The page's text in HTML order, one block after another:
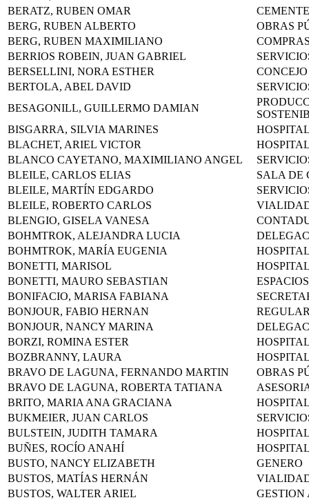
BERATZ, RUBEN OMAR
BERG, RUBEN ALBERTO
OBRAS
BERG, RUBEN MAXIMILIANO
BERRIOS ROBEIN, JUAN GABRIEL
BERSELLINI, NORA ESTHER
BERTOLA, ABEL DAVID
BESAGONILL, GUILLERMO DAMIAN
BISGARRA, SILVIA MARINES
BLACHET, ARIEL VICTOR
BLANCO CAYETANO, MAXIMILIANO ANGEL
BLEILE, CARLOS ELIAS
SALA DE
BLEILE, MARTÍN EDGARDO
BLEILE, ROBERTO CARLOS
BLENGIO, GISELA VANESA
BOHMTROK, ALEJANDRA LUCIA
BOHMTROK, MARÍA EUGENIA
BONETTI, MARISOL
BONETTI, MAURO SEBASTIAN
BONIFACIO, MARISA FABIANA
BONJOUR, FABIO HERNAN
BONJOUR, NANCY MARINA
BORZI, ROMINA ESTER
BOZBRANNY, LAURA
BRAVO DE LAGUNA, FERNANDO MARTIN
OBRAS
BRAVO DE LAGUNA, ROBERTA TATIANA
BRITO, MARIA ANA GRACIANA
BUKMEIER, JUAN CARLOS
BULSTEIN, JUDITH TAMARA
BUÑES, ROCÍO ANAHÍ
BUSTO, NANCY ELIZABETH
GENERO
BUSTOS, MATÍAS HERNÁN
BUSTOS, WALTER ARIEL